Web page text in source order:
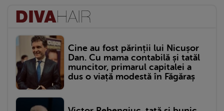
Cine au fost părinții lui Nicușor
Dan. Cu mama contabilă și tatăl
muncitor, primarul capitalei a
dus o viață modestă în Făgăraș